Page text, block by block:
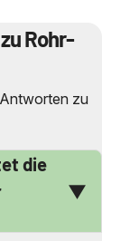
Rohr-
zu
die